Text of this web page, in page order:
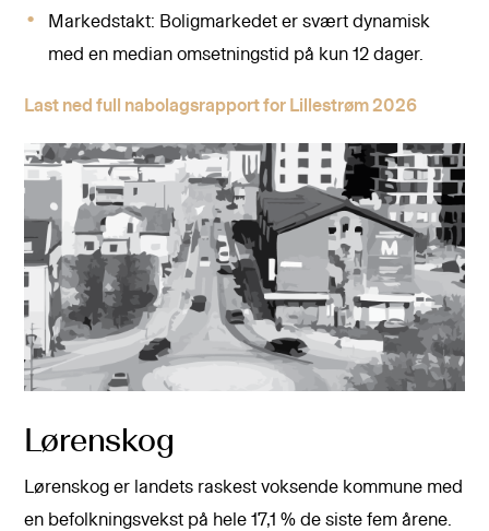
Markedstakt: Boligmarkedet er svært dynamisk
med en median omsetningstid på kun 12 dager.
Last ned full nabolagsrapport for Lillestrøm 2026
Lørenskog
Lørenskog er landets raskest voksende kommune med
en befolkningsvekst på hele 17,1 % de siste fem årene.